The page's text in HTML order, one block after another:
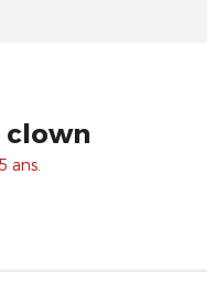
clown
ans.